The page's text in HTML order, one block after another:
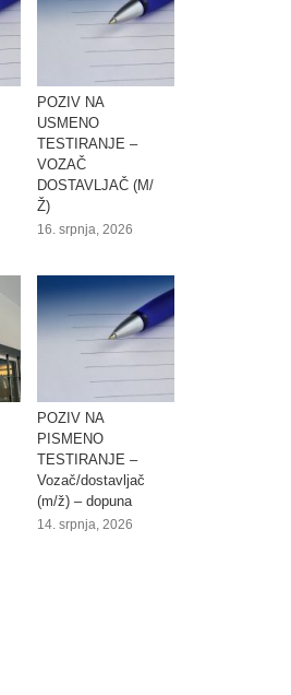
POZIV NA
USMENO
TESTIRANJE –
VOZAČ
DOSTAVLJAČ (M/
Ž)
16. srpnja, 2026
POZIV NA
PISMENO
TESTIRANJE –
Vozač/dostavljač
(m/ž) – dopuna
14. srpnja, 2026